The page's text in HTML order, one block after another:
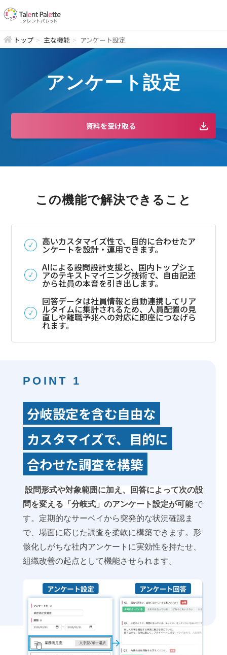
トップ 主な機能 アンケート設定
アンケート設定
資料を受け取る
この機能で解決できること
高いカスタマイズ性で、目的に合わせたア
ンケートを設計・運用できます。
AIによる設問設計支援と、国内トップシェ
アのテキストマイニング技術で、自由記述
から社員の本音を引き出します。
回答データは社員情報と自動連携してリア
ルタイムに集計されるため、人員配置の見
直しや離職予兆への対応に即座につなげら
れます。
POINT 1
分岐設定を含む自由な
カスタマイズで、目的に
合わせた調査を構築
設問形式や対象範囲に加え、回答によって次の設
問を変える「分岐式」のアンケート設定が可能 で
す。定期的なサーベイから突発的な状況確認ま
で、場面に応じた調査を柔軟に構築できます。形
骸化しがちな社内アンケートに実効性を持たせ、
組織改善の起点として機能させられます。